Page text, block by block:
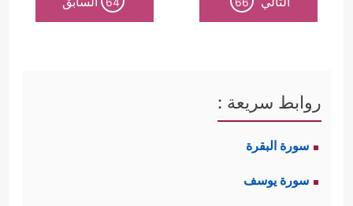
روابط سريعة :
سورة البقرة
سورة يوسف